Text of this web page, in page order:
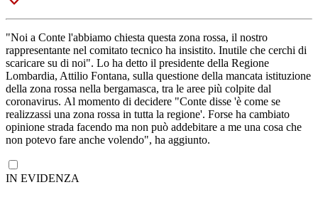
"Noi a Conte l'abbiamo chiesta questa zona rossa, il nostro
rappresentante nel comitato tecnico ha insistito. Inutile che cerchi di
scaricare su di noi". Lo ha detto il presidente della Regione
Lombardia, Attilio Fontana, sulla questione della mancata istituzione
della zona rossa nella bergamasca, tra le aree più colpite dal
coronavirus. Al momento di decidere "Conte disse 'è come se
realizzassi una zona rossa in tutta la regione'. Forse ha cambiato
opinione strada facendo ma non può addebitare a me una cosa che
non potevo fare anche volendo", ha aggiunto.
IN EVIDENZA